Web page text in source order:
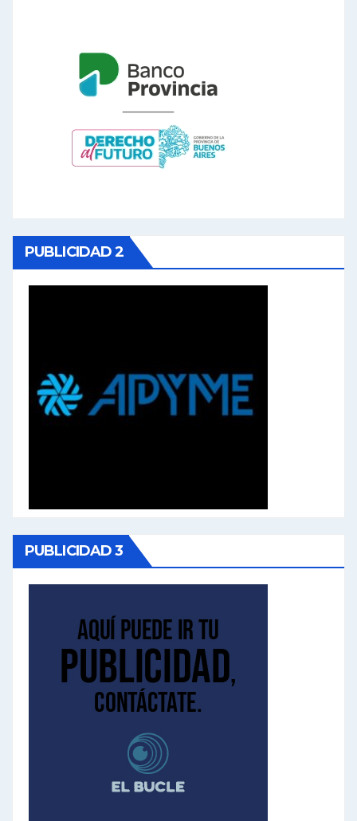
PUBLICIDAD 2
PUBLICIDAD 3